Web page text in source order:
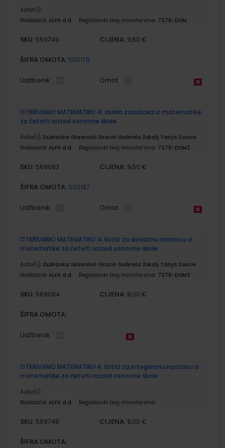
Autor(i):
Nakladnik: ALFA d.d. Registarski broj ministarstva: 7278-DOM
SKU: 569749 CIJENA: 9,50 €
ŠIFRA OMOTA: 500179
Udžbenik Omot
OTKRIVAMO MATEMATIKU 4; zbirka zadataka iz matematike
za četvrti razred osnovne škole
Autor(i): Dubravka Glasnović Gracin Gabriela Žokalj Tanja Soucie
Nakladnik: ALFA d.d. Registarski broj ministarstva: 7278-DOM2
SKU: 569063 CIJENA: 9,50 €
ŠIFRA OMOTA: 500167
Udžbenik Omot
OTKRIVAMO MATEMATIKU 4; listići za dodatnu nastavu iz
matematike za četvrti razred osnovne škole
Autor(i): Dubravka Glasnović Gracin Gabriela Žokalj Tanja Soucie
Nakladnik: ALFA d.d. Registarski broj ministarstva: 7278-DOM3
SKU: 569064 CIJENA: 9,00 €
ŠIFRA OMOTA:
Udžbenik
OTKRIVAMO MATEMATIKU 4; listići za integriranu nastavu iz
matematike za četvrti razred osnovne škole
Autor(i):
Nakladnik: ALFA d.d. Registarski broj ministarstva:
SKU: 569748 CIJENA: 9,00 €
ŠIFRA OMOTA: